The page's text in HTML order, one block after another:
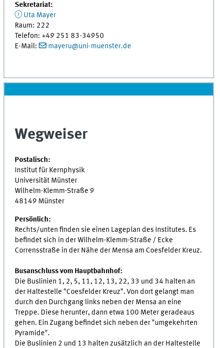
Sekretariat:
Uta Mayer
Raum: 222
Telefon: +49 251 83-34950
E-Mail:
mayeru@uni-muenster.de
Wegweiser
Postalisch:
Institut für Kernphysik
Universität Münster
Wilhelm-Klemm-Straße 9
48149 Münster
Persönlich:
Rechts/unten finden sie einen Lageplan des Institutes. Es
befindet sich in der Wilhelm-Klemm-Straße / Ecke
Corrensstraße in der Nähe der Mensa am Coesfelder Kreuz.
Busanschluss vom Hauptbahnhof:
Die Buslinien 1, 2, 5, 11, 12, 13, 22, 33 und 34 halten an
der Haltestelle "Coesfelder Kreuz". Von dort gelangt man
durch den Durchgang links neben der Mensa an eine
Treppe. Diese herunter, dann etwa 100 Meter geradeaus
gehen. Ein Zugang befindet sich neben der "umgekehrten
Pyramide".
Die Buslinien 2 und 13 halten zusätzlich an der Haltestelle